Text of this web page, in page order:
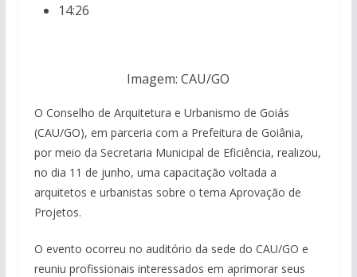
14:26
Imagem: CAU/GO
O Conselho de Arquitetura e Urbanismo de Goiás
(CAU/GO), em parceria com a Prefeitura de Goiânia,
por meio da Secretaria Municipal de Eficiência, realizou,
no dia 11 de junho, uma capacitação voltada a
arquitetos e urbanistas sobre o tema Aprovação de
Projetos.
O evento ocorreu no auditório da sede do CAU/GO e
reuniu profissionais interessados em aprimorar seus